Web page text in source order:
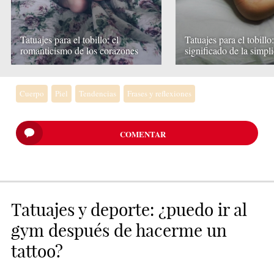
Tatuajes para el tobillo: el
romanticismo de los corazones
Tatuajes para el
significado de la
Cuerpo Piel Tendencias Frases y reflexiones
COMENTAR
Tatuajes y deporte: ¿puedo ir al
gym después de hacerme un
tattoo?